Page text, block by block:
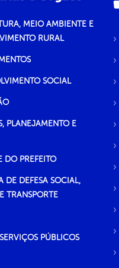
MEIO AMBIENTE E
RURAL
SOCIAL
PLANEJAMENTO E
DO PREFEITO
DE DEFESA SOCIAL,
TRANSPORTE
PÚBLICOS